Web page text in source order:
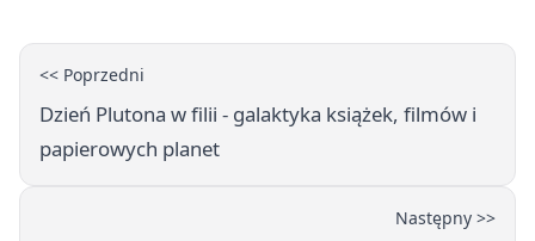
<< Poprzedni
Dzień Plutona w filii - galaktyka książek, filmów i
papierowych planet
Następny >>